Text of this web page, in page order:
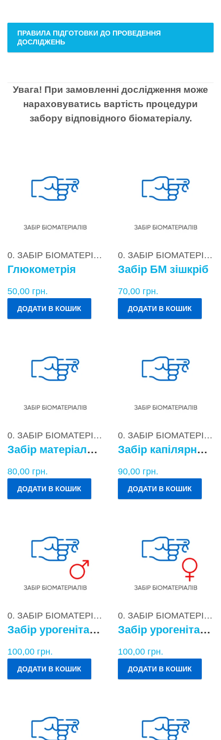
ПРАВИЛА ПІДГОТОВКИ ДО ПРОВЕДЕННЯ
ДОСЛІДЖЕНЬ
Увага! При замовленні дослідження може
нараховуватись вартість процедури
забору відповідного біоматеріалу.
0. ЗАБІР БІОМАТЕРІАЛІВ
Глюкометрія
50,00 грн.
ДОДАТИ В КОШИК
0. ЗАБІР БІОМАТЕРІАЛІВ
Забір БМ зішкріб
70,00 грн.
ДОДАТИ В КОШИК
0. ЗАБІР БІОМАТЕРІАЛІВ
Забір матеріалу для бактеріологічних досліджень
80,00 грн.
ДОДАТИ В КОШИК
0. ЗАБІР БІОМАТЕРІАЛІВ
Забір капілярної крові
90,00 грн.
ДОДАТИ В КОШИК
0. ЗАБІР БІОМАТЕРІАЛІВ
Забір урогенітального БМ у чоловіків
100,00 грн.
ДОДАТИ В КОШИК
0. ЗАБІР БІОМАТЕРІАЛІВ
Забір урогенітального БМ у жінок
100,00 грн.
ДОДАТИ В КОШИК